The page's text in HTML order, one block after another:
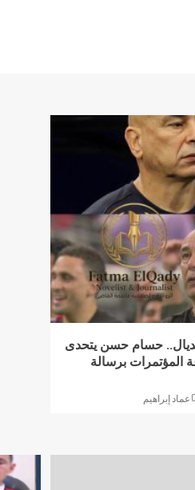
حسام حسن يتحدى
المؤتمرات برسالة
عماد إبراهيم